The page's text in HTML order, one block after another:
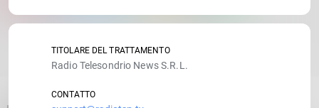
TITOLARE DEL TRATTAMENTO
Radio Telesondrio News S.R.L.
CONTATTO